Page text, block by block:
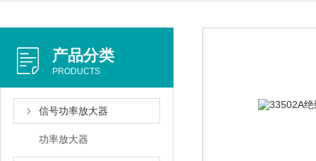
产品分类
PRODUCTS
信号功率放大器
功率放大器